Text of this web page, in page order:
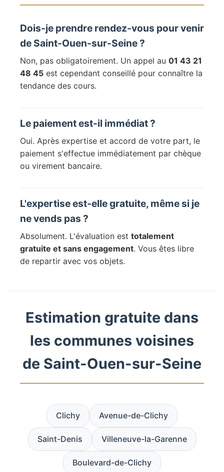
Dois-je prendre rendez-vous pour venir
de Saint-Ouen-sur-Seine ?
Non, pas obligatoirement. Un appel au 01 43 21
48 45 est cependant conseillé pour connaître la
tendance des cours.
Le paiement est-il immédiat ?
Oui. Après expertise et accord de votre part, le
paiement s'effectue immédiatement par chèque
ou virement bancaire.
L'expertise est-elle gratuite, même si je
ne vends pas ?
Absolument. L'évaluation est totalement
gratuite et sans engagement. Vous êtes libre
de repartir avec vos objets.
Estimation gratuite dans
les communes voisines
de Saint-Ouen-sur-Seine
Clichy Avenue-de-Clichy
Saint-Denis Villeneuve-la-Garenne
Boulevard-de-Clichy